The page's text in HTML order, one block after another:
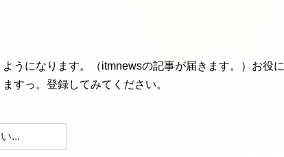
うになります。（itmnewsの記事が届きます。）お役に
すっ。登録してみてください。